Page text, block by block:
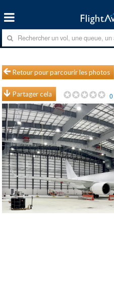
Retour pour parcourir les photos
Partager cela 0